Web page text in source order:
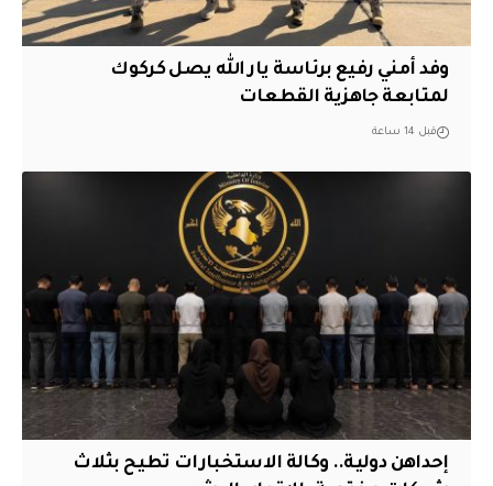
وفد أمني رفيع برئاسة يار الله يصل كركوك
لمتابعة جاهزية القطعات
قبل 14 ساعة
إحداهن دولية.. وكالة الاستخبارات تطيح بثلاث